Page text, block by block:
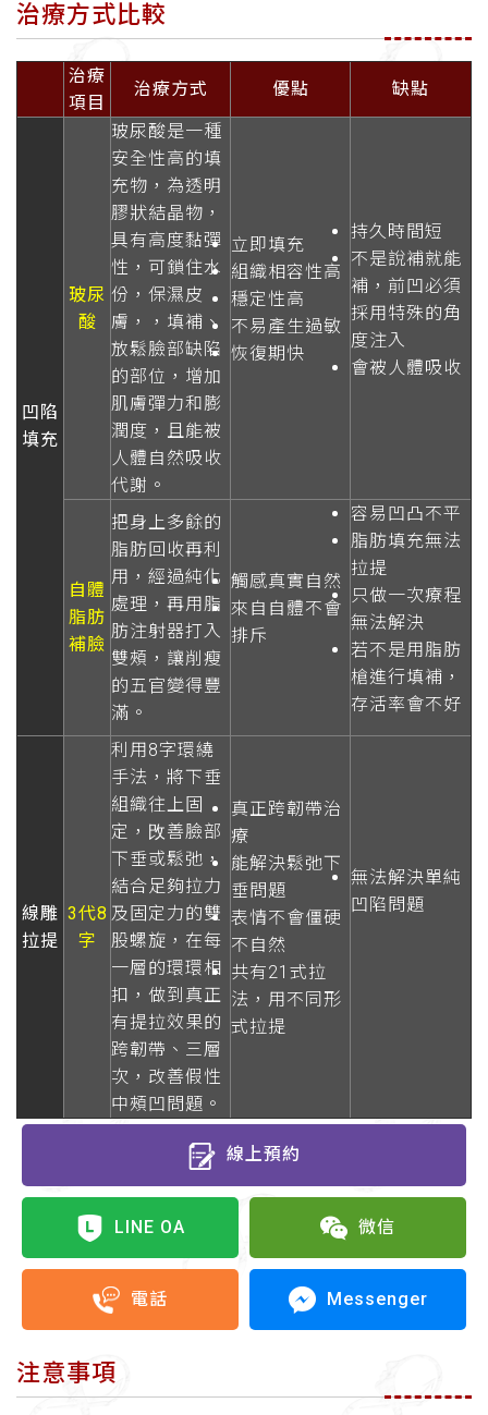
治療方式比較
治療
項目
治療方式 優點 缺點
凹陷
填充
玻尿
酸
玻尿酸是一種
安全性高的填
充物，為透明
膠狀結晶物，
具有高度黏彈
性，可鎖住水
份，保濕皮
膚，，填補、
放鬆臉部缺陷
的部位，增加
肌膚彈力和膨
潤度，且能被
人體自然吸收
代謝。
立即填充
組織相容性高
穩定性高
不易產生過敏
恢復期快
持久時間短
不是說補就能
補，前凹必須
採用特殊的角
度注入
會被人體吸收
自體
脂肪
補臉
把身上多餘的
脂肪回收再利
用，經過純化
處理，再用脂
肪注射器打入
雙頰，讓削瘦
的五官變得豐
滿。
觸感真實自然
來自自體不會
排斥
容易凹凸不平
脂肪填充無法
拉提
只做一次療程
無法解決
若不是用脂肪
槍進行填補，
存活率會不好
線雕
拉提
3代8
字
利用8字環繞
手法，將下垂
組織往上固
定，攺善臉部
下垂或鬆弛，
結合足夠拉力
及固定力的雙
股螺旋，在每
一層的環環相
扣，做到真正
有提拉效果的
跨韌帶、三層
次，改善假性
中頰凹問題。
真正跨韌帶治
療
能解決鬆弛下
垂問題
表情不會僵硬
不自然
共有21式拉
法，用不同形
式拉提
無法解決單純
凹陷問題
線上預約
LINE OA 微信
電話 Messenger
注意事項